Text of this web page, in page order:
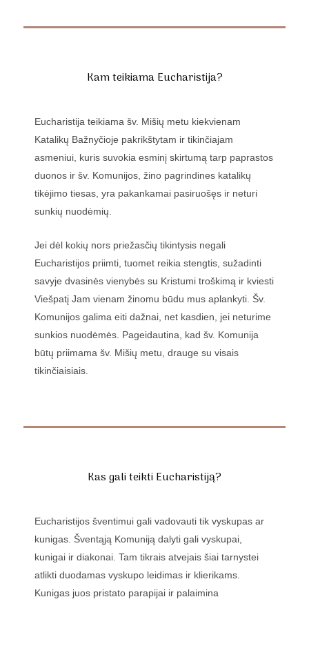
Kam teikiama Eucharistija?
Eucharistija teikiama šv. Mišių metu kiekvienam
Katalikų Bažnyčioje pakrikštytam ir tikinčiajam
asmeniui, kuris suvokia esminį skirtumą tarp paprastos
duonos ir šv. Komunijos, žino pagrindines katalikų
tikėjimo tiesas, yra pakankamai pasiruošęs ir neturi
sunkių nuodėmių.
Jei dėl kokių nors priežasčių tikintysis negali
Eucharistijos priimti, tuomet reikia stengtis, sužadinti
savyje dvasinės vienybės su Kristumi troškimą ir kviesti
Viešpatį Jam vienam žinomu būdu mus aplankyti. Šv.
Komunijos galima eiti dažnai, net kasdien, jei neturime
sunkios nuodėmės. Pageidautina, kad šv. Komunija
būtų priimama šv. Mišių metu, drauge su visais
tikinčiaisiais.
Kas gali teikti Eucharistiją?
Eucharistijos šventimui gali vadovauti tik vyskupas ar
kunigas. Šventąją Komuniją dalyti gali vyskupai,
kunigai ir diakonai. Tam tikrais atvejais šiai tarnystei
atlikti duodamas vyskupo leidimas ir klierikams.
Kunigas juos pristato parapijai ir palaimina